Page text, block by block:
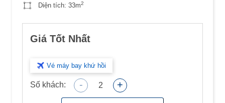
Diện tích: 33m2
Giá Tốt Nhất
Vé máy bay khứ hồi
Số khách: - 2 +